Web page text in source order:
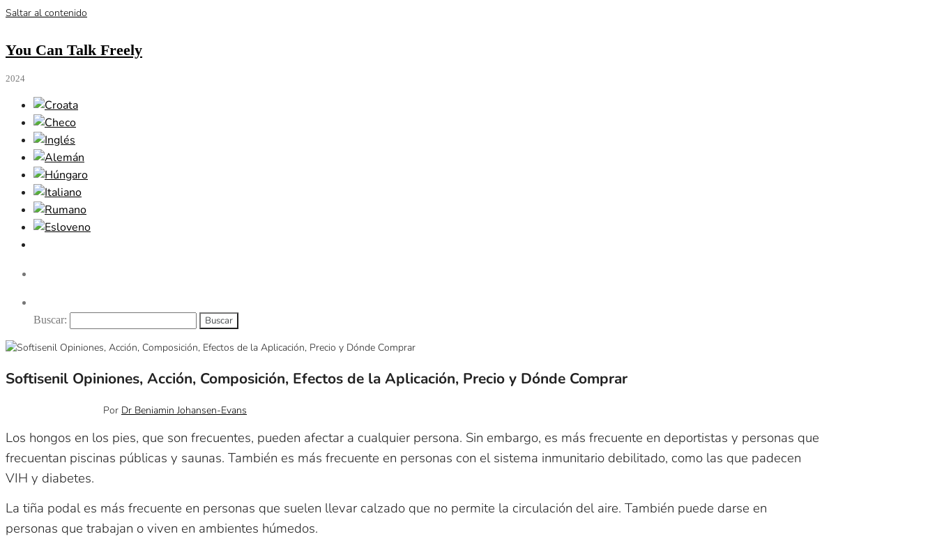
Saltar al contenido
You Can Talk Freely
2024
Buscar:
Softisenil Opiniones, Acción, Composición, Efectos de la Aplicación, Precio y Dónde Comprar
Por Dr Beniamin Johansen-Evans
Los hongos en los pies, que son frecuentes, pueden afectar a cualquier persona. Sin embargo, es más frecuente en deportistas y personas que
frecuentan piscinas públicas y saunas. También es más frecuente en personas con el sistema inmunitario debilitado, como las que padecen
VIH y diabetes.
La tiña podal es más frecuente en personas que suelen llevar calzado que no permite la circulación del aire. También puede darse en
personas que trabajan o viven en ambientes húmedos.